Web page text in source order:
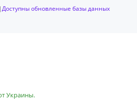
|Доступны обновленные базы данных
Украины.